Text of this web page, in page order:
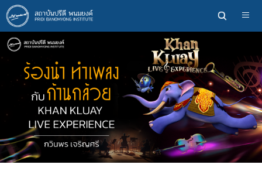
ข้าม
ไป
ยัง
เนื้อหา
หลัก